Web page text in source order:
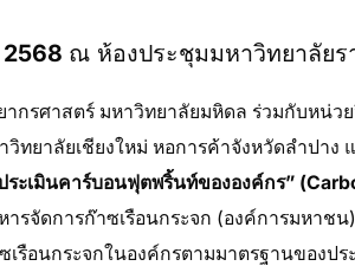
ณ ห้องประชุมมหาวิทยาลัยร
กรศาสตร์ มหาวิทยาลัยมหิดล ร่วมกับหน่วย
ทยาลัยเชียงใหม่ หอการค้าจังหวัดลำปาง
ระเมินคาร์บอนฟุตพริ้นท์ขององค์กร”
รจัดการก๊าซเรือนกระจก (องค์การมหาช
รือนกระจกในองค์กรตามมาตรฐานของป